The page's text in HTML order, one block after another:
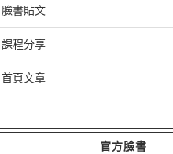
臉書貼文
課程分享
首頁文章
官方臉書